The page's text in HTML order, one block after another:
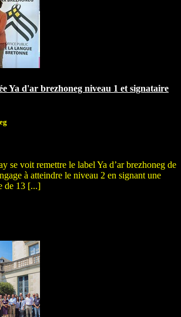
Ya d'ar brezhoneg niveau 1 et signataire
se voit remettre le label Ya d’ar brezhoneg de
à atteindre le niveau 2 en signant une
de 13 [...]